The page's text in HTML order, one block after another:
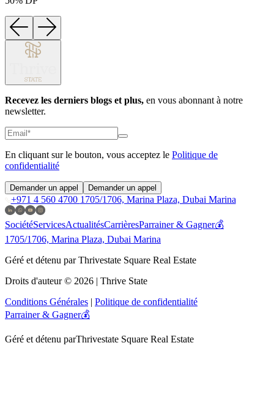
Recevez les derniers blogs et plus, en vous abonnant à notre
newsletter.
En cliquant sur le bouton, vous acceptez le Politique de
confidentialité
Demander un appel Demander un appel
+971 4 560 4700 1705/1706, Marina Plaza, Dubai Marina
SociétéServicesActualitésCarrièresParrainer & Gagner💰
1705/1706, Marina Plaza, Dubai Marina
Géré et détenu par Thrivestate Square Real Estate
Droits d'auteur © 2026 | Thrive State
Conditions Générales | Politique de confidentialité
Parrainer & Gagner💰
Géré et détenu parThrivestate Square Real Estate